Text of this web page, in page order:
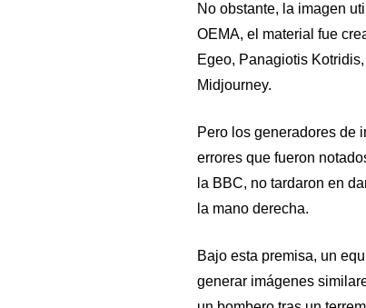
No obstante, la imagen
OEMA, el material fue
Egeo, Panagiotis
Midjourney.
Pero los generadores de
errores que fueron
la BBC, no tardaron en
la mano derecha.
Bajo esta premisa, un
generar imágenes